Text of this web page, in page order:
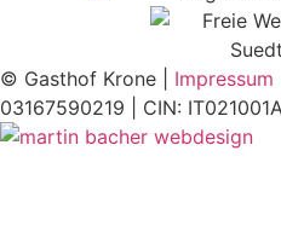
© Gasthof Krone | Impressum
03167590219 | CIN: